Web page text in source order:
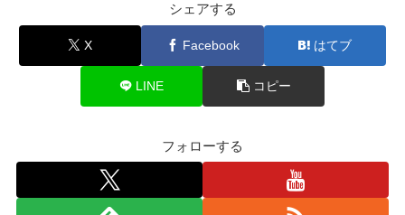
シェアする
X Facebook はてブ
LINE コピー
フォローする